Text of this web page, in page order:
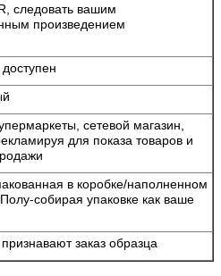
следовать вашим
произведением
сетевой магазин,
для показа товаров и
в коробке/наполненном
собирая упаковке как ваше
заказ образца